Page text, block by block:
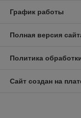
График работы
Полная версия
Политика
Сайт создан на